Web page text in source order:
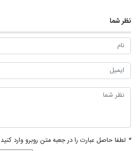
نظر شما
* لطفا حاصل عبارت را در جعبه متن روبرو وارد کنید